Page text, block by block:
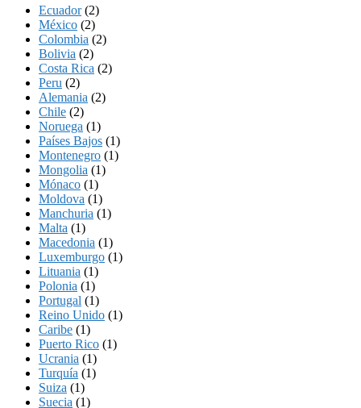
Ecuador(2)
México (2)
Colombia (2)
Bolivia (2)
Costa Rica (2)
Peru (2)
Alemania (2)
Chile (2)
Noruega (1)
Países Bajos (1)
Montenegro (1)
Mongolia (1)
Mónaco (1)
Moldova (1)
Manchuria (1)
Malta (1)
Macedonia (1)
Luxemburgo (1)
Lituania (1)
Polonia (1)
Portugal (1)
Reino Unido (1)
Caribe (1)
Puerto Rico (1)
Ucrania (1)
Turquía (1)
Suiza (1)
Suecia (1)